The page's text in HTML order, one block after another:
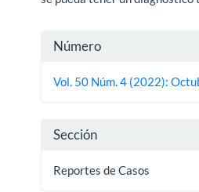
Detalles
del
Número
Vol. 50 Núm. 4 (2022):
Sección
Reportes de Casos